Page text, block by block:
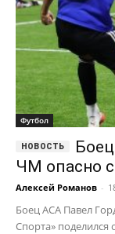
Футбол
ЧМ опасно
Алексей Романов -
Боец ACA Павел
Спорта»